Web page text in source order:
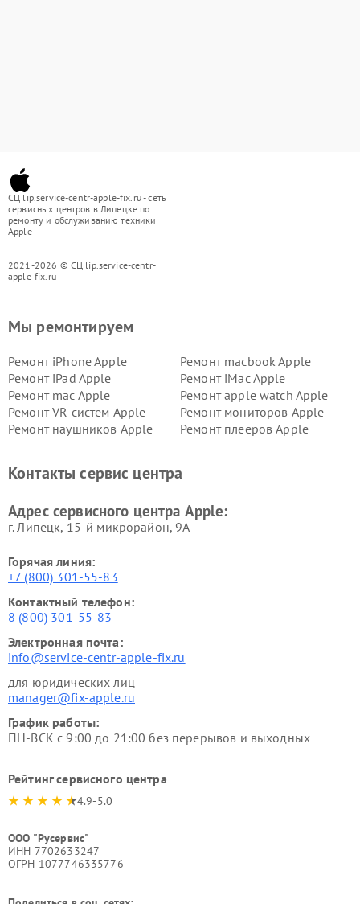
СЦ lip.service-centr-apple-fix.ru - сеть
сервисных центров в Липецке по
ремонту и обслуживанию техники
Apple
2021-2026 © СЦ lip.service-centr-
apple-fix.ru
Мы ремонтируем
Ремонт iPhone Apple
Ремонт macbook Apple
Ремонт iPad Apple
Ремонт iMac Apple
Ремонт mac Apple
Ремонт apple watch Apple
Ремонт VR систем Apple
Ремонт мониторов Apple
Ремонт наушников Apple
Ремонт плееров Apple
Контакты сервис центра
Адрес сервисного центра Apple:
г. Липецк, 15-й микрорайон, 9А
Горячая линия:
+7 (800) 301-55-83
Контактный телефон:
8 (800) 301-55-83
Электронная почта:
info@service-centr-apple-fix.ru
для юридических лиц
manager@fix-apple.ru
График работы:
ПН-ВСК с 9:00 до 21:00 без перерывов и выходных
Рейтинг сервисного центра
4.9-5.0
ООО "Русервис"
ИНН 7702633247
ОГРН 1077746335776